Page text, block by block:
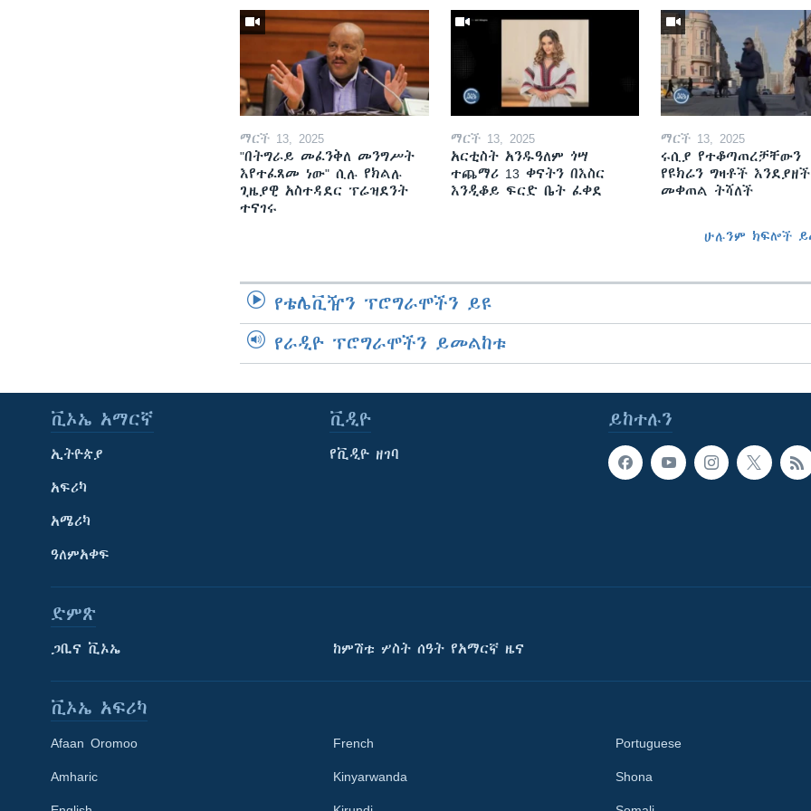
ማርች 13, 2025
"በትግራይ መፈንቅለ መንግሥት
እየተፈጸመ ነው" ሲሉ የክልሉ
ጊዜያዊ አስተዳደር ፕሬዝደንት
ተናገሩ
ማርች 13, 2025
አርቲስት አንዱዓለም ጎሣ
ተጨማሪ 13 ቀናትን በእስር
እንዲቆይ ፍርድ ቤት ፈቀደ
ማርች 13, 2025
ሩሲያ የተቆጣጠረቻቸውን
የዩክሬን ግዛቶች እንደያዘች
መቀጠል ትሻለች
ሁሉንም ክፍሎች
የቴሌቪዥን ፕሮግራሞችን ይዩ
የራዲዮ ፕሮግራሞችን ይመልከቱ
ይከተሉን
ቪኦኤ አማርኛ
ኢትዮጵያ
አፍሪካ
አሜሪካ
ዓለምአቀፍ
ቪዲዮ
የቪዲዮ ዘገባ
ድምጽ
ጋቢና ቪኦኤ ከምሽቱ ሦስት ሰዓት የአማርኛ ዜና
ቪኦኤ አፍሪካ
Afaan Oromoo
Amharic
French
Kinyarwanda
Portuguese
Shona